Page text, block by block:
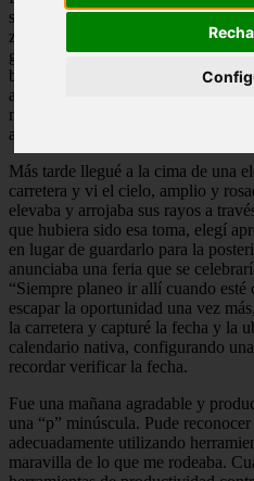
se volvió más ondulado y
zona fluvial. Cuando entré a un
grande en la parte trasera de una
bajado discretamente el portón
admirar su trofeo. “Necesito una
miembros de mi familia cazadora
arriesgué mi vida para tomar una
Más tarde llegué a la cima de una
carretera y vi el cielo, amplio y
elevaba y arrojaba sus rayos a
que hubiera sido esa toma, elegí
en lugar de guardarlo para la
anunciaba una feria que se
“Siempre planeo ir allí cuando esté
escapar la oportunidad una vez
la carretera y capturé la fecha y la
calendario nativa, configurando
recordar verificar la fecha.
Fue una mañana agradable y
una “p” minúscula. Pude
adecuadamente utilizando
maravilla de lo que me rodeaba.